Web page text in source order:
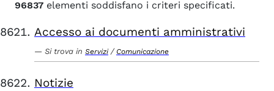
96837 elementi soddisfano i criteri specificati.
Accesso ai documenti amministrativi
Si trova in Servizi / Comunicazione
Notizie